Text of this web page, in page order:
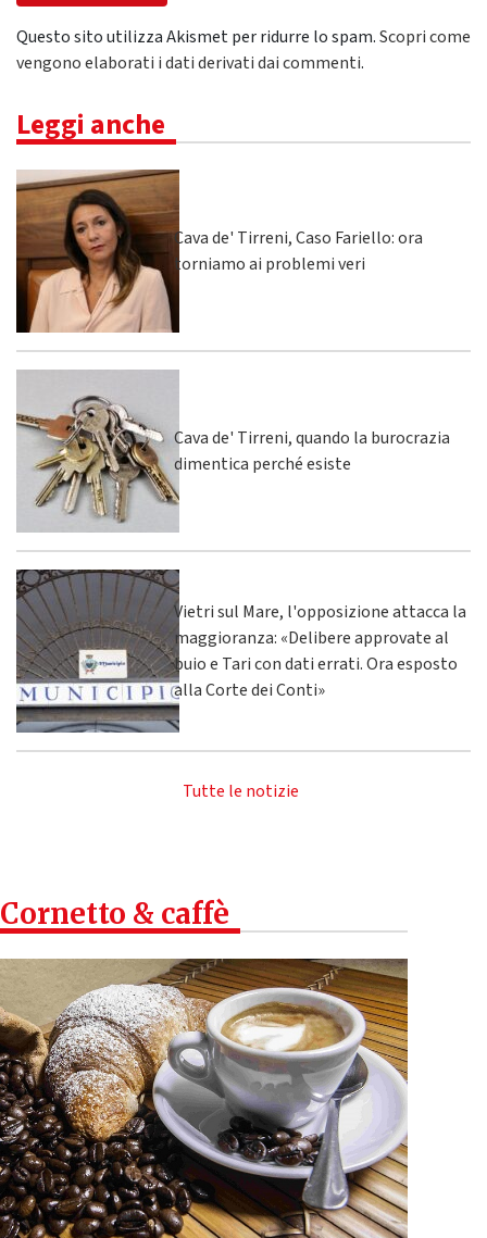
Questo sito utilizza Akismet per ridurre lo spam.Scopri come
vengono elaborati i dati derivati dai commenti.
Leggi anche
Cava de' Tirreni, Caso Fariello: ora
torniamo ai problemi veri
Cava de' Tirreni, quando la burocrazia
dimentica perché esiste
Vietri sul Mare, l'opposizione attacca la
maggioranza: «Delibere approvate al
buio e Tari con dati errati. Ora esposto
alla Corte dei Conti»
Tutte le notizie
Cornetto & caffè